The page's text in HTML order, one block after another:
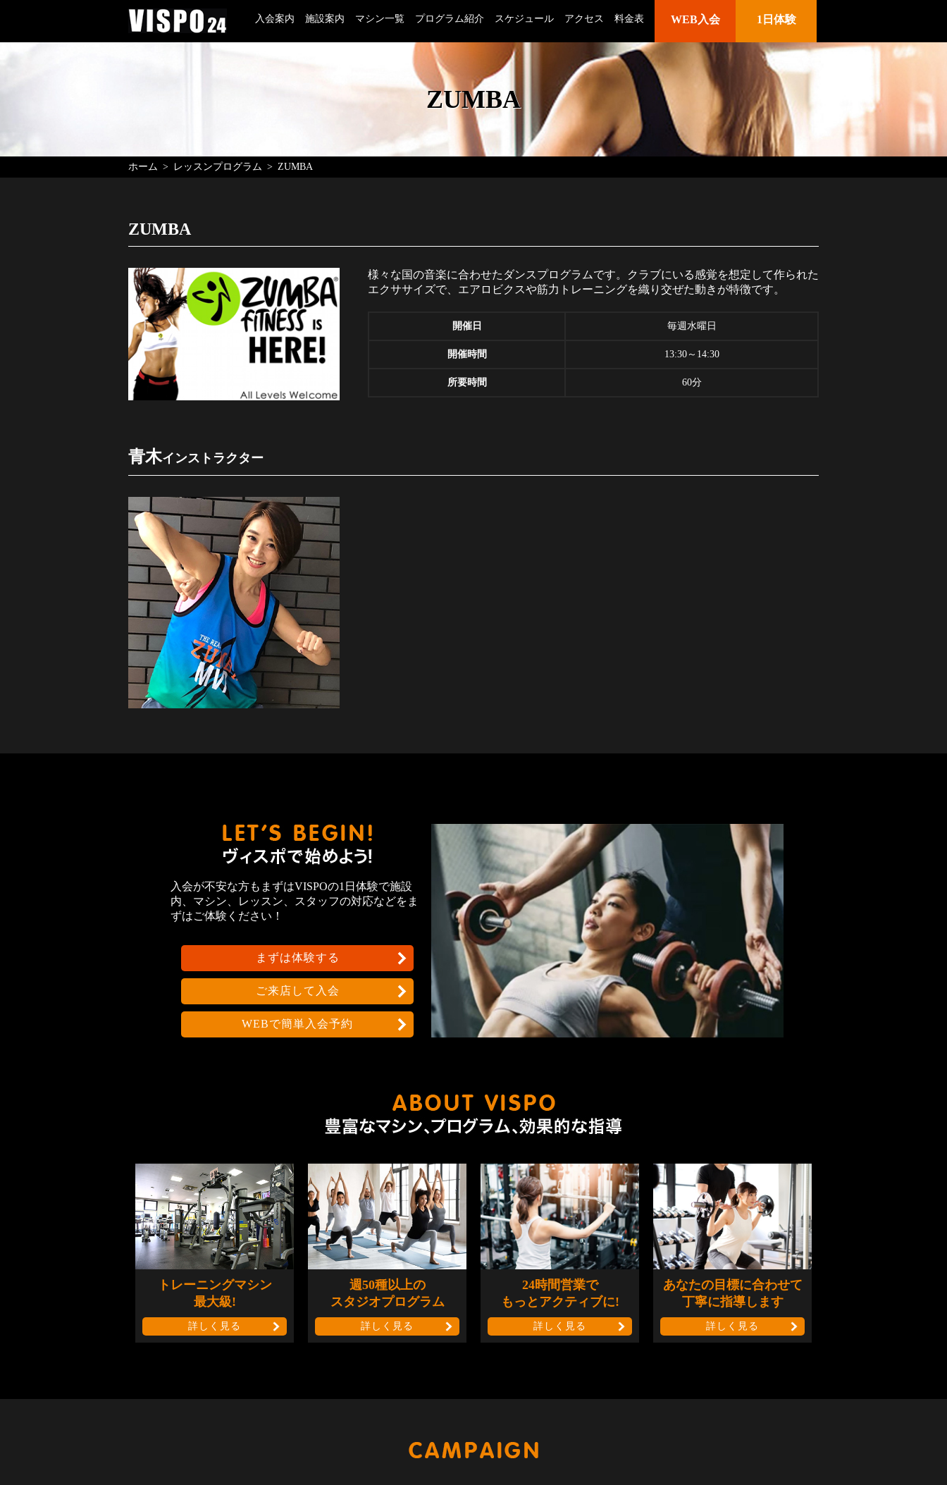
入会案内 施設案内 マシン一覧 プログラム紹介 スケジュール アクセス 料金表 WEB入会 1日体験
ZUMBA
ホーム レッスンプログラム ZUMBA
ZUMBA
様々な国の音楽に合わせたダンスプログラムです。クラブにいる感覚を想定して作られた
エクササイズで、エアロビクスや筋力トレーニングを織り交ぜた動きが特徴です。
開催日 毎週水曜日
開催時間 13:30～14:30
所要時間 60分
青木インストラクター
ヴィスポではじめよう！
入会が不安な方もまずはVISPOの1日体験で施設
内、マシン、レッスン、スタッフの対応などをま
ずはご体験ください！
まずは体験する
ご来店して入会
WEBで簡単入会予約
トレーニングマシン
最大級!
詳しく見る
週50種以上の
スタジオプログラム
詳しく見る
24時間営業で
もっとアクティブに!
詳しく見る
あなたの目標に合わせて
丁寧に指導します
詳しく見る